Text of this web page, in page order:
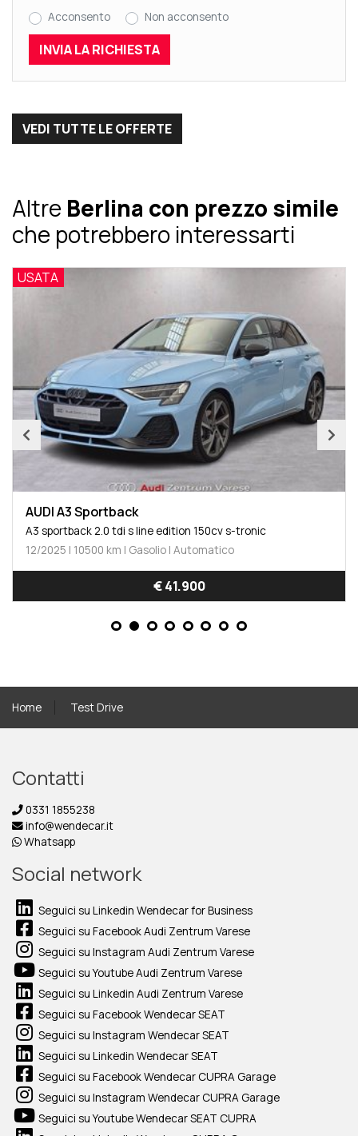
Acconsento
Non acconsento
VEDI TUTTE LE OFFERTE
Altre Berlina con prezzo simile
che potrebbero interessarti
USATA
AUDI A3 Sportback
A3 sportback 2.0 tdi s line edition 150cv s-tronic
12/2025 | 10500 km | Gasolio | Automatico
€ 41.900
Home Test Drive
Contatti
0331 1855238
info@wendecar.it
Whatsapp
Social network
Seguici su Linkedin Wendecar for Business
Seguici su Facebook Audi Zentrum Varese
Seguici su Instagram Audi Zentrum Varese
Seguici su Youtube Audi Zentrum Varese
Seguici su Linkedin Audi Zentrum Varese
Seguici su Facebook Wendecar SEAT
Seguici su Instagram Wendecar SEAT
Seguici su Linkedin Wendecar SEAT
Seguici su Facebook Wendecar CUPRA Garage
Seguici su Instagram Wendecar CUPRA Garage
Seguici su Youtube Wendecar SEAT CUPRA